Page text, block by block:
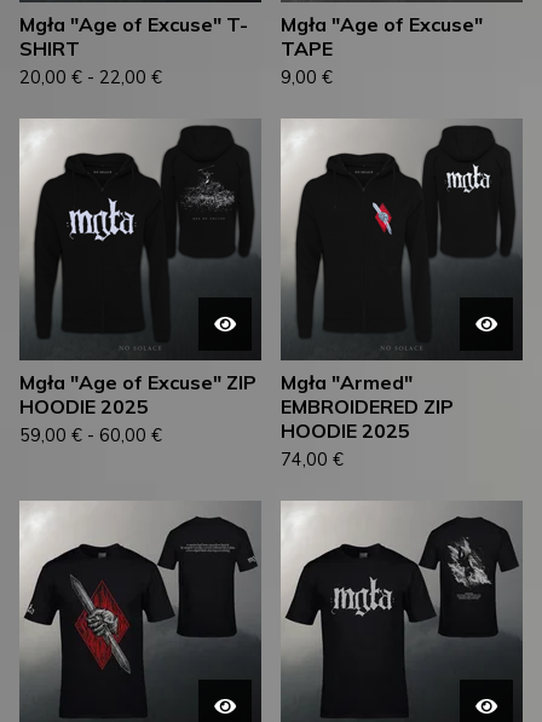
Mgła "Age of Excuse" T-
SHIRT
20,00 € - 22,00 €
Mgła "Age of Excuse"
TAPE
9,00 €
Mgła "Age of Excuse" ZIP
HOODIE 2025
59,00 € - 60,00 €
Mgła "Armed"
EMBROIDERED ZIP
HOODIE 2025
74,00 €